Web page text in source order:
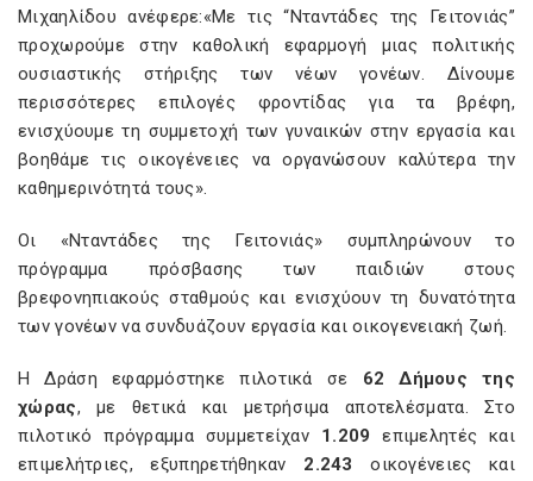
Μιχαηλίδου ανέφερε:«Με τις “Νταντάδες της Γειτονιάς”
προχωρούμε στην καθολική εφαρμογή μιας πολιτικής
ουσιαστικής στήριξης των νέων γονέων. Δίνουμε
περισσότερες επιλογές φροντίδας για τα βρέφη,
ενισχύουμε τη συμμετοχή των γυναικών στην εργασία και
βοηθάμε τις οικογένειες να οργανώσουν καλύτερα την
καθημερινότητά τους».
Οι «Νταντάδες της Γειτονιάς» συμπληρώνουν το
πρόγραμμα πρόσβασης των παιδιών στους
βρεφονηπιακούς σταθμούς και ενισχύουν τη δυνατότητα
των γονέων να συνδυάζουν εργασία και οικογενειακή ζωή.
Η Δράση εφαρμόστηκε πιλοτικά σε 62 Δήμους της
χώρας, με θετικά και μετρήσιμα αποτελέσματα. Στο
πιλοτικό πρόγραμμα συμμετείχαν 1.209 επιμελητές και
επιμελήτριες, εξυπηρετήθηκαν 2.243 οικογένειες και